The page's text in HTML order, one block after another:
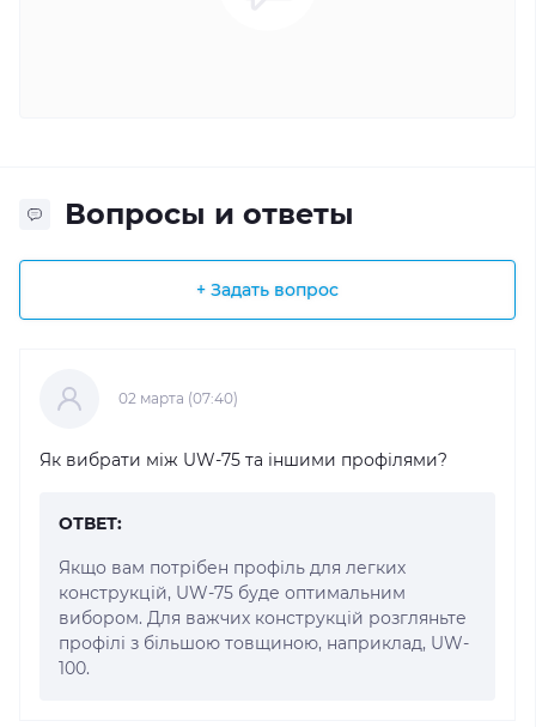
Вопросы и ответы
+ Задать вопрос
02 марта (07:40)
Як вибрати між UW-75 та іншими профілями?
ОТВЕТ:
Якщо вам потрібен профіль для легких
конструкцій, UW-75 буде оптимальним
вибором. Для важчих конструкцій розгляньте
профілі з більшою товщиною, наприклад, UW-
100.